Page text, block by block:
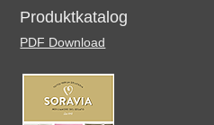
Produktkatalog
PDF Download